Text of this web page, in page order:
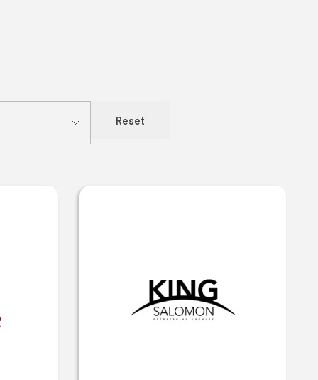
Reset